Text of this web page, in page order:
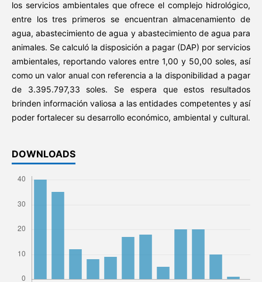
los servicios ambientales que ofrece el complejo hidrológico,
entre los tres primeros se encuentran almacenamiento de
agua, abastecimiento de agua y abastecimiento de agua para
animales. Se calculó la disposición a pagar (DAP) por servicios
ambientales, reportando valores entre 1,00 y 50,00 soles, así
como un valor anual con referencia a la disponibilidad a pagar
de 3.395.797,33 soles. Se espera que estos resultados
brinden información valiosa a las entidades competentes y así
poder fortalecer su desarrollo económico, ambiental y cultural.
DOWNLOADS